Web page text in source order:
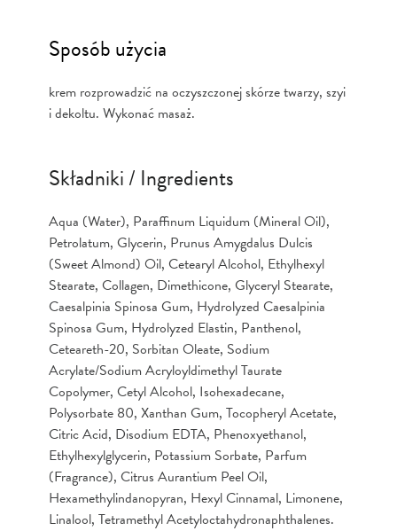
Sposób użycia
krem rozprowadzić na oczyszczonej skórze twarzy, szyi
i dekoltu. Wykonać masaż.
Składniki / Ingredients
Aqua (Water), Paraffinum Liquidum (Mineral Oil),
Petrolatum, Glycerin, Prunus Amygdalus Dulcis
(Sweet Almond) Oil, Cetearyl Alcohol, Ethylhexyl
Stearate, Collagen, Dimethicone, Glyceryl Stearate,
Caesalpinia Spinosa Gum, Hydrolyzed Caesalpinia
Spinosa Gum, Hydrolyzed Elastin, Panthenol,
Ceteareth-20, Sorbitan Oleate, Sodium
Acrylate/Sodium Acryloyldimethyl Taurate
Copolymer, Cetyl Alcohol, Isohexadecane,
Polysorbate 80, Xanthan Gum, Tocopheryl Acetate,
Citric Acid, Disodium EDTA, Phenoxyethanol,
Ethylhexylglycerin, Potassium Sorbate, Parfum
(Fragrance), Citrus Aurantium Peel Oil,
Hexamethylindanopyran, Hexyl Cinnamal, Limonene,
Linalool, Tetramethyl Acetyloctahydronaphthalenes.